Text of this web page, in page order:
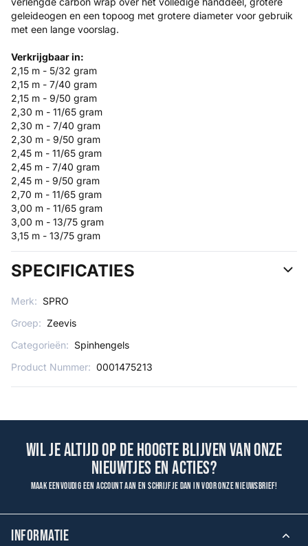
geleideogen en een topoog met grotere diameter voor gebruik
met een lange voorslag.
Verkrijgbaar in:
2,15 m - 5/32 gram
2,15 m - 7/40 gram
2,15 m - 9/50 gram
2,30 m - 11/65 gram
2,30 m - 7/40 gram
2,30 m - 9/50 gram
2,45 m - 11/65 gram
2,45 m - 7/40 gram
2,45 m - 9/50 gram
2,70 m - 11/65 gram
3,00 m - 11/65 gram
3,00 m - 13/75 gram
3,15 m - 13/75 gram
SPECIFICATIES
Merk: SPRO
Groep: Zeevis
Categorieën: Spinhengels
Product Nummer: 0001475213
Wil je altijd op de hoogte blijven van onze
nieuwtjes en acties?
Maak eenvoudig een account aan en schrijf je dan in voor onze nieuwsbrief!
INFORMATIE